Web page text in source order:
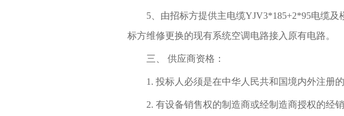
5 、由招标方提供主电缆YJV3*185+2*95电缆及
标方维修更换的现有系统空调电路接入原有电路。
三、 供应商资格：
1. 投标人必须是在中华人民共和国境内外注册的
2. 有设备销售权的制造商或经制造商授权的经